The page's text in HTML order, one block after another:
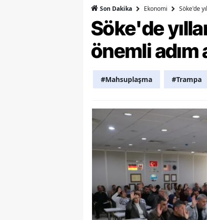
Son Dakika Ekonomi Söke'de
Söke'de
önemli adım
#Mahsuplaşma #Trampa